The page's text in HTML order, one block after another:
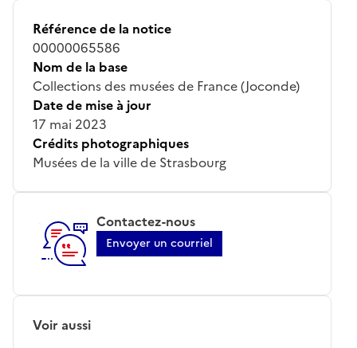
Référence de la notice
00000065586
Nom de la base
Collections des musées de France (Joconde)
Date de mise à jour
17 mai 2023
Crédits photographiques
Musées de la ville de Strasbourg
Contactez-nous
Envoyer un courriel
Voir aussi